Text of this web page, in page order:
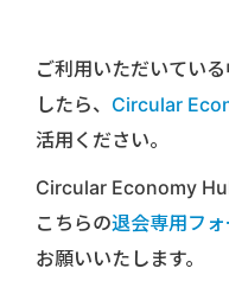
ご利用いただいてい
したら、 Circular
活用ください。
Circular Economy
こちらの退会専用フ
お願いいたします。